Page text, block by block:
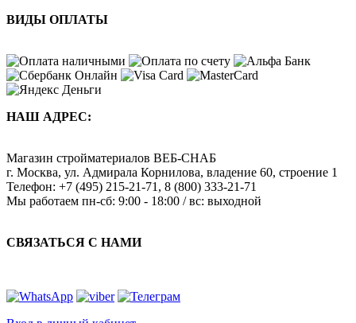
ВИДЫ ОПЛАТЫ
НАШ АДРЕС:
Магазин стройматериалов ВЕБ-СНАБ
г. Москва, ул. Адмирала Корнилова, владение 60, строение 1
Телефон: +7 (495) 215-21-71 , 8 (800) 333-21-71
Мы работаем пн-сб: 9:00 - 18:00 / вс: выходной
СВЯЗАТЬСЯ С НАМИ